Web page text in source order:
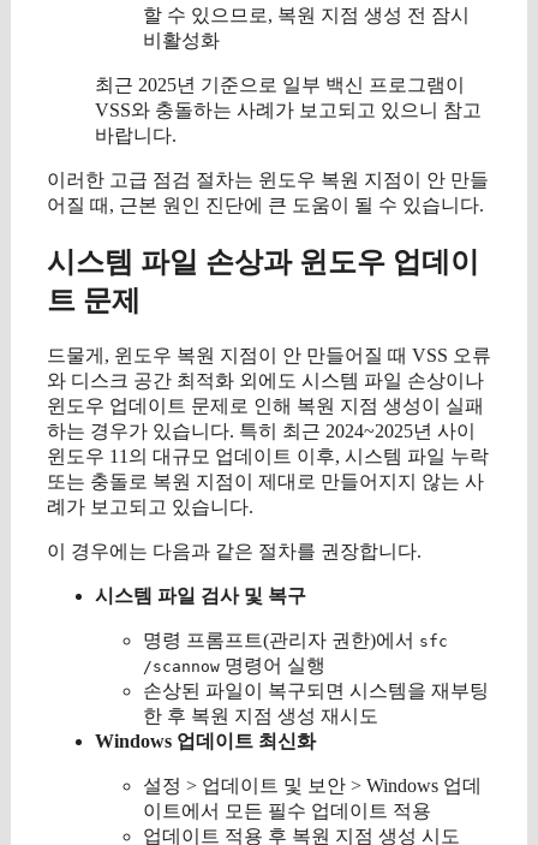
할 수 있으므로, 복원 지점 생성 전 잠시
비활성화
최근 2025년 기준으로 일부 백신 프로그램이
VSS와 충돌하는 사례가 보고되고 있으니 참고
바랍니다.
이러한 고급 점검 절차는 윈도우 복원 지점이 안 만들
어질 때, 근본 원인 진단에 큰 도움이 될 수 있습니다.
시스템 파일 손상과 윈도우 업데이
트 문제
드물게, 윈도우 복원 지점이 안 만들어질 때 VSS 오류
와 디스크 공간 최적화 외에도 시스템 파일 손상이나
윈도우 업데이트 문제로 인해 복원 지점 생성이 실패
하는 경우가 있습니다. 특히 최근 2024~2025년 사이
윈도우 11의 대규모 업데이트 이후, 시스템 파일 누락
또는 충돌로 복원 지점이 제대로 만들어지지 않는 사
례가 보고되고 있습니다.
이 경우에는 다음과 같은 절차를 권장합니다.
시스템 파일 검사 및 복구
명령 프롬프트(관리자 권한)에서 sfc
/scannow 명령어 실행
손상된 파일이 복구되면 시스템을 재부팅
한 후 복원 지점 생성 재시도
Windows 업데이트 최신화
설정 > 업데이트 및 보안 > Windows 업데
이트에서 모든 필수 업데이트 적용
업데이트 적용 후 복원 지점 생성 시도